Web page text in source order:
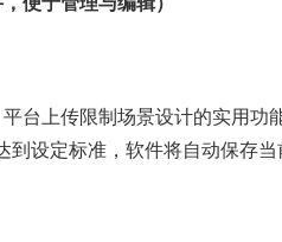
台上传限制场景设计的实用功
到设定标准，软件将自动保存